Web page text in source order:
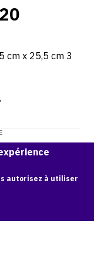
cm x 25,5 cm 3
Yeats - 2020
autorisez à utiliser